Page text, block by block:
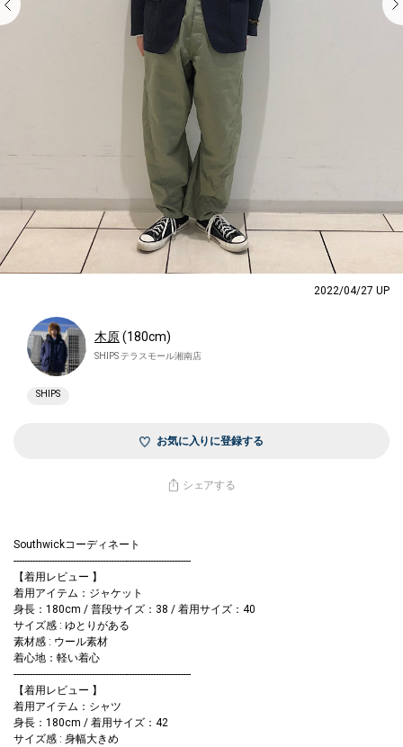
2022/04/27 UP
木原(180cm)
SHIPS テラスモール湘南店
SHIPS
お気に入りに登録する
シェアする
Southwickコーディネート
------------------------------------------------------------------
【着用レビュー 】
着用アイテム：ジャケット
身長：180cm / 普段サイズ：38 / 着用サイズ：40
サイズ感 : ゆとりがある
素材感 : ウール素材
着心地：軽い着心
------------------------------------------------------------------
【着用レビュー 】
着用アイテム：シャツ
身長：180cm / 着用サイズ：42
サイズ感 : 身幅大きめ